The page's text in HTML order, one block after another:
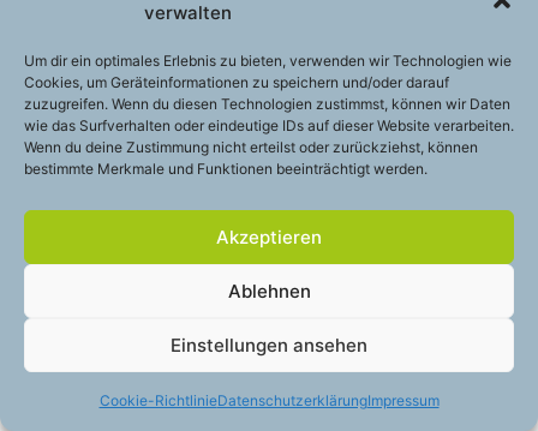
verwalten
Um dir ein optimales Erlebnis zu bieten, verwenden wir Technologien wie
Cookies, um Geräteinformationen zu speichern und/oder darauf
zuzugreifen. Wenn du diesen Technologien zustimmst, können wir Daten
wie das Surfverhalten oder eindeutige IDs auf dieser Website verarbeiten.
Wenn du deine Zustimmung nicht erteilst oder zurückziehst, können
bestimmte Merkmale und Funktionen beeinträchtigt werden.
Akzeptieren
Ablehnen
Einstellungen ansehen
Cookie-RichtlinieDatenschutzerklärungImpressum
Sportpsychologie München GbR
Engelhardstraße 10a
81369 München
Telefon:+49 (0)89 – 200 49 2 48
E-Mail:info@sportpsychologie-muc.de
Cookie-Richtlinie (EU)